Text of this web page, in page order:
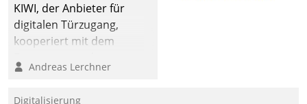
KIWI, der Anbieter für
digitalen Türzugang,
kooperiert mit dem
Softwareentwicklungshaus
Andreas Lerchner
Digitalisierung